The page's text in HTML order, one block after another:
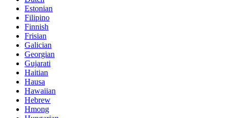
Estonian
Filipino
Finnish
Frisian
Galician
Georgian
Gujarati
Haitian
Hausa
Hawaiian
Hebrew
Hmong